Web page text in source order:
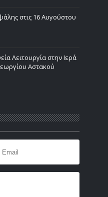
στις 16 Αυγούστου
Λειτουργία στην Ιερά
Αστακού